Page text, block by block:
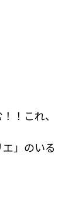
！これ、
」のいる